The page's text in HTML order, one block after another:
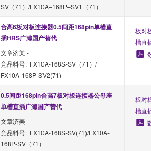
SV（71）/FX10A–168P–SV1（71）
合高6板对板连接器0.5间距168pin单槽直
插HRS广濑国产替代
文章济美 -
竞品料号: FX10A-168S-SV（71）/
FX10A-168P-SV2(71)
板对
槽直
0.5间距168pin合高7板对板连接器公母座
单槽直插广濑国产替代
文章济美 -
竞品料号: FX10A-168S-SV(71)/FX10A-
168P-SV（71）
板对
槽直